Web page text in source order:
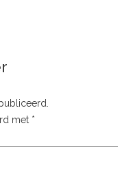
met *